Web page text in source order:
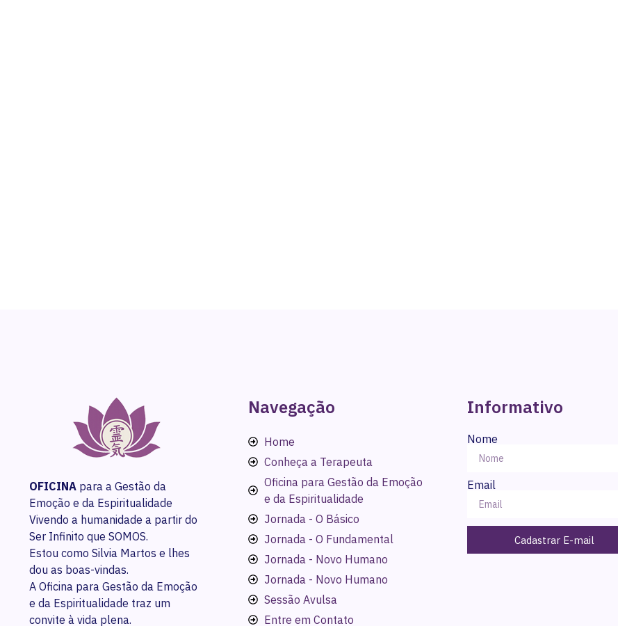
OFICINA para a Gestão da
Emoção e da Espiritualidade
Vivendo a humanidade a partir do
Ser Infinito que SOMOS.
Estou como Silvia Martos e lhes
dou as boas-vindas.
A Oficina para Gestão da Emoção
e da Espiritualidade traz um
convite à vida plena.
Navegação
Home
Conheça a Terapeuta
Oficina para Gestão da Emoção
e da Espiritualidade
Jornada - O Básico
Jornada - O Fundamental
Jornada - Novo Humano
Jornada - Novo Humano
Sessão Avulsa
Entre em Contato
Informativo
Nome
Email
Cadastrar E-mail